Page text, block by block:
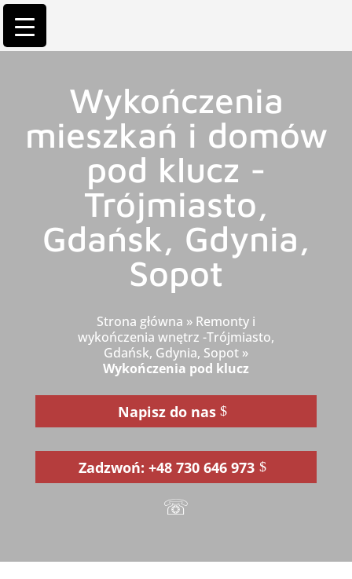
Wykończenia
mieszkań i domów
pod klucz -
Trójmiasto,
Gdańsk, Gdynia,
Sopot
Strona główna » Remonty i
wykończenia wnętrz -Trójmiasto,
Gdańsk, Gdynia, Sopot »
Wykończenia pod klucz
Napisz do nas
Zadzwoń: +48 730 646 973
☏